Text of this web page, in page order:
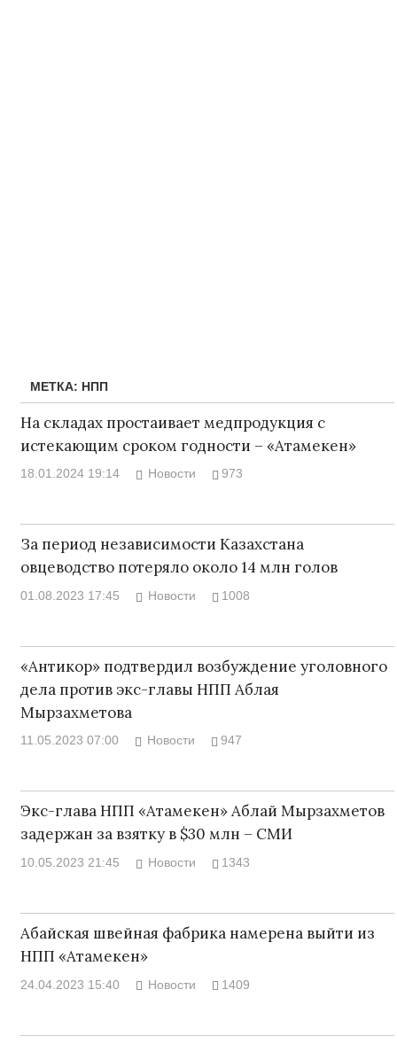
МЕТКА: НПП
На складах простаивает медпродукция с
истекающим сроком годности – «Атамекен»
18.01.2024 19:14 Новости 973
За период независимости Казахстана
овцеводство потеряло около 14 млн голов
01.08.2023 17:45 Новости 1008
«Антикор» подтвердил возбуждение уголовного
дела против экс-главы НПП Аблая
Мырзахметова
11.05.2023 07:00 Новости 947
Экс-глава НПП «Атамекен» Аблай Мырзахметов
задержан за взятку в $30 млн – СМИ
10.05.2023 21:45 Новости 1343
Абайская швейная фабрика намерена выйти из
НПП «Атамекен»
24.04.2023 15:40 Новости 1409